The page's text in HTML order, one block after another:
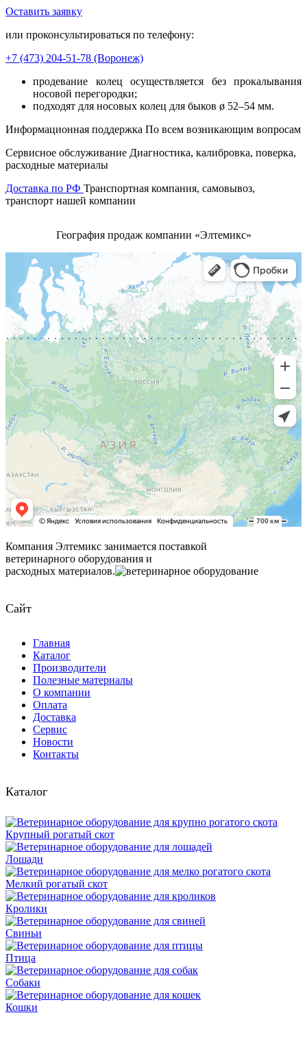
Оставить заявку
или проконсультироваться по телефону:
+7 (473) 204-51-78 (Воронеж)
продевание колец осуществляется без прокалывания
носовой перегородки;
подходят для носовых колец для быков ø 52–54 мм.
Информационная поддержка По всем возникающим вопросам
Сервисное обслуживание Диагностика, калибровка, поверка,
расходные материалы
Доставка по РФ Транспортная компания, самовывоз,
транспорт нашей компании
География продаж компании «Элтемикс»
Компания Элтемикс занимается поставкой
ветеринарного оборудования и
расходных материалов.
Сайт
Главная
Каталог
Производители
Полезные материалы
О компании
Оплата
Доставка
Сервис
Новости
Контакты
Каталог
Крупный рогатый скот
Лошади
Мелкий рогатый скот
Кролики
Свиньи
Птица
Собаки
Кошки